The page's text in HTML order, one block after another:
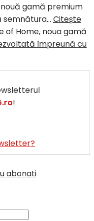
nouă gamă premium
Citește
of Home, noua gamă
împreună cu
!